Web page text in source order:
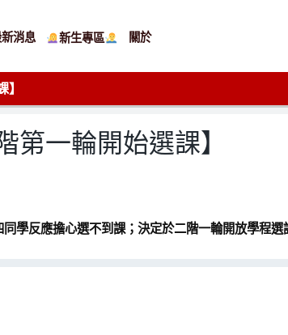
消息 新生專區 關於
】
第一輪開始選課】
學反應擔心選不到課；決定於二階一輪開放學程選